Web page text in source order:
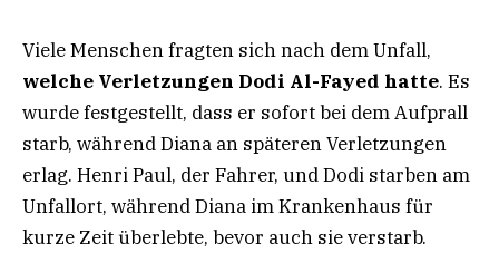
Viele Menschen fragten sich nach dem Unfall,
welche Verletzungen Dodi Al-Fayed hatte. Es
wurde festgestellt, dass er sofort bei dem Aufprall
starb, während Diana an späteren Verletzungen
erlag. Henri Paul, der Fahrer, und Dodi starben am
Unfallort, während Diana im Krankenhaus für
kurze Zeit überlebte, bevor auch sie verstarb.